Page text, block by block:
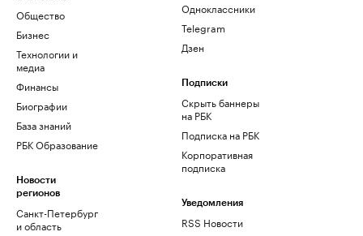
Общество
Бизнес
Технологии и
медиа
Финансы
Биографии
База знаний
РБК Образование
Новости
регионов
Санкт-Петербург
и область
Одноклассники
Telegram
Дзен
Подписки
Скрыть баннеры
на РБК
Подписка на РБК
Корпоративная
подписка
Уведомления
RSS Новости